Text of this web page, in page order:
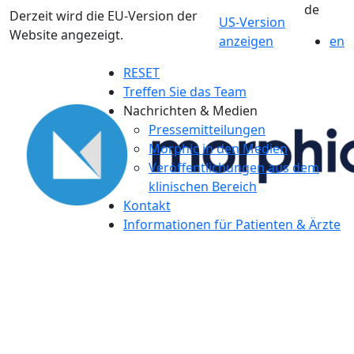
Derzeit wird die EU-Version der
Website angezeigt.
US-Version
anzeigen
de
en
RESET
Treffen Sie das Team
Nachrichten & Medien
Pressemitteilungen
Morphic in den Medien
Veröffentlichungen aus dem
klinischen Bereich
Kontakt
Informationen für Patienten & Ärzte